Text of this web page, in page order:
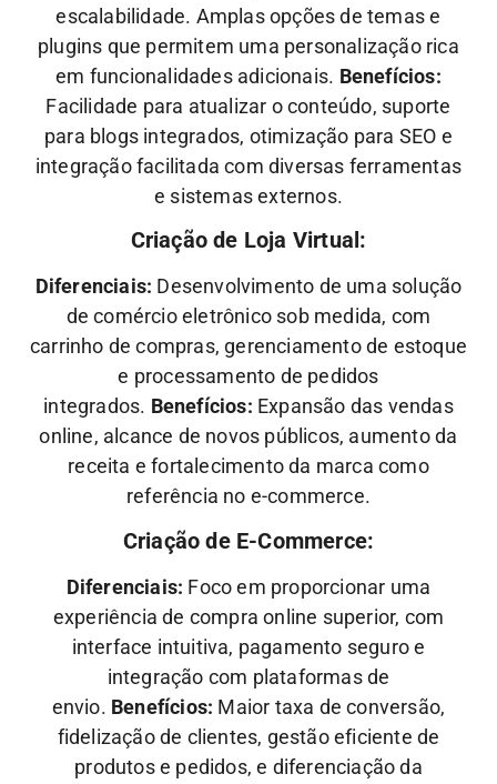
escalabilidade. Amplas opções de temas e
plugins que permitem uma personalização rica
em funcionalidades adicionais. Benefícios:
Facilidade para atualizar o conteúdo, suporte
para blogs integrados, otimização para SEO e
integração facilitada com diversas ferramentas
e sistemas externos.
Criação de Loja Virtual:
Diferenciais: Desenvolvimento de uma solução
de comércio eletrônico sob medida, com
carrinho de compras, gerenciamento de estoque
e processamento de pedidos
integrados. Benefícios: Expansão das vendas
online, alcance de novos públicos, aumento da
receita e fortalecimento da marca como
referência no e-commerce.
Criação de E-Commerce:
Diferenciais: Foco em proporcionar uma
experiência de compra online superior, com
interface intuitiva, pagamento seguro e
integração com plataformas de
envio. Benefícios: Maior taxa de conversão,
fidelização de clientes, gestão eficiente de
produtos e pedidos, e diferenciação da